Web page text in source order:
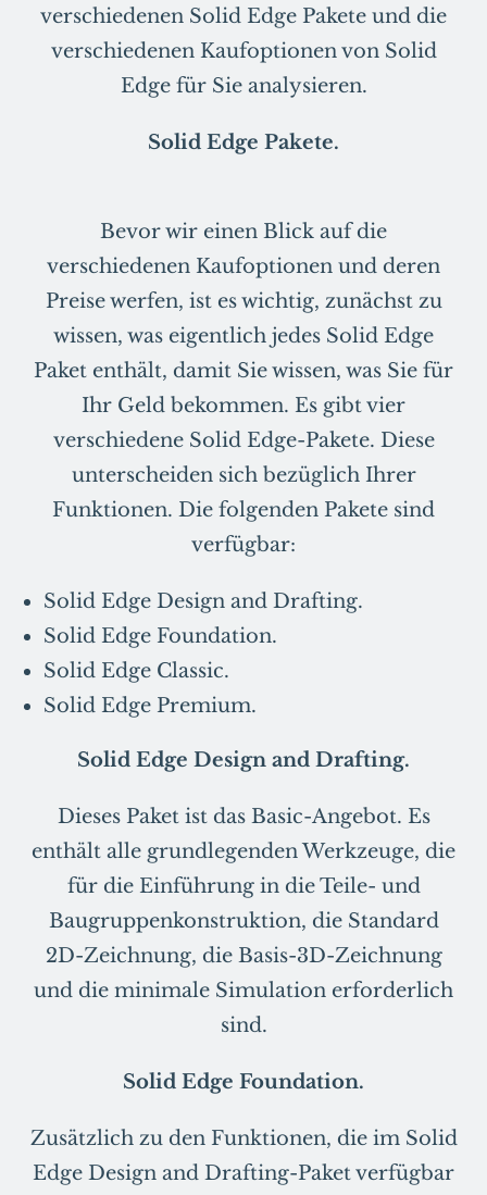
verschiedenen Solid Edge Pakete und die
verschiedenen Kaufoptionen von Solid
Edge für Sie analysieren.
Solid Edge Pakete.
Bevor wir einen Blick auf die
verschiedenen Kaufoptionen und deren
Preise werfen, ist es wichtig, zunächst zu
wissen, was eigentlich jedes Solid Edge
Paket enthält, damit Sie wissen, was Sie für
Ihr Geld bekommen. Es gibt vier
verschiedene Solid Edge-Pakete. Diese
unterscheiden sich bezüglich Ihrer
Funktionen. Die folgenden Pakete sind
verfügbar:
Solid Edge Design and Drafting.
Solid Edge Foundation.
Solid Edge Classic.
Solid Edge Premium.
Solid Edge Design and Drafting.
Dieses Paket ist das Basic-Angebot. Es
enthält alle grundlegenden Werkzeuge, die
für die Einführung in die Teile- und
Baugruppenkonstruktion, die Standard
2D-Zeichnung, die Basis-3D-Zeichnung
und die minimale Simulation erforderlich
sind.
Solid Edge Foundation.
Zusätzlich zu den Funktionen, die im Solid
Edge Design and Drafting-Paket verfügbar